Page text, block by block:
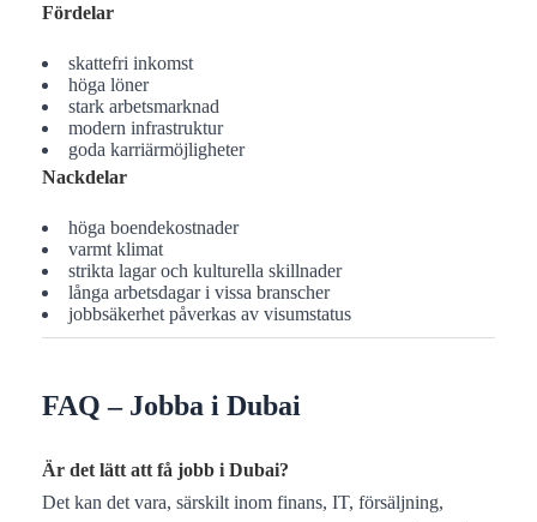
Fördelar
skattefri inkomst
höga löner
stark arbetsmarknad
modern infrastruktur
goda karriärmöjligheter
Nackdelar
höga boendekostnader
varmt klimat
strikta lagar och kulturella skillnader
långa arbetsdagar i vissa branscher
jobbsäkerhet påverkas av visumstatus
FAQ – Jobba i Dubai
Är det lätt att få jobb i Dubai?
Det kan det vara, särskilt inom finans, IT, försäljning,